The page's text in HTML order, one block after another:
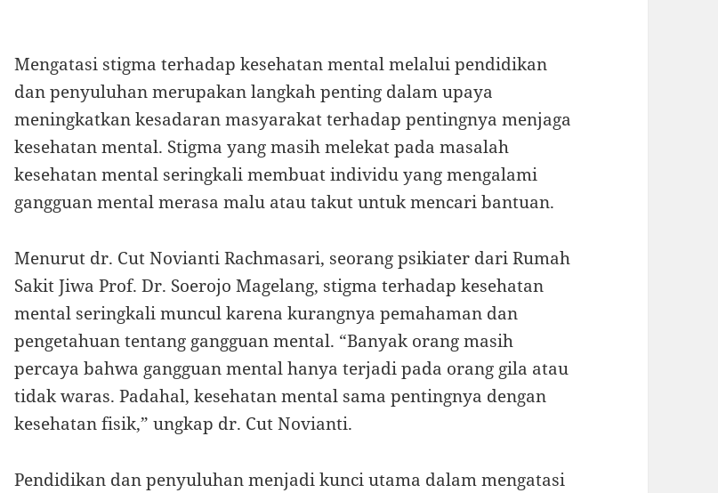
Mengatasi stigma terhadap kesehatan mental melalui pendidikan
dan penyuluhan merupakan langkah penting dalam upaya
meningkatkan kesadaran masyarakat terhadap pentingnya menjaga
kesehatan mental. Stigma yang masih melekat pada masalah
kesehatan mental seringkali membuat individu yang mengalami
gangguan mental merasa malu atau takut untuk mencari bantuan.
Menurut dr. Cut Novianti Rachmasari, seorang psikiater dari Rumah
Sakit Jiwa Prof. Dr. Soerojo Magelang, stigma terhadap kesehatan
mental seringkali muncul karena kurangnya pemahaman dan
pengetahuan tentang gangguan mental. “Banyak orang masih
percaya bahwa gangguan mental hanya terjadi pada orang gila atau
tidak waras. Padahal, kesehatan mental sama pentingnya dengan
kesehatan fisik,” ungkap dr. Cut Novianti.
Pendidikan dan penyuluhan menjadi kunci utama dalam mengatasi